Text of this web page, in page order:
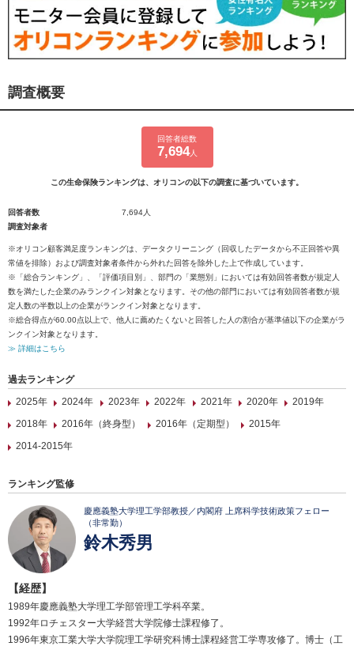
調査概要
回答者総数
7,694人
この生命保険ランキングは、オリコンの以下の調査に基づいています。
回答者数
7,694人
調査対象者
※オリコン顧客満足度ランキングは、データクリーニング（回収したデータから不正回答や異
常値を排除）および調査対象者条件から外れた回答を除外した上で作成しています。
※「総合ランキング」、「評価項目別」、部門の「業態別」においては有効回答者数が規定人
数を満たした企業のみランクイン対象となります。その他の部門においては有効回答者数が規
定人数の半数以上の企業がランクイン対象となります。
※総合得点が60.00点以上で、他人に薦めたくないと回答した人の割合が基準値以下の企業がラ
ンクイン対象となります。
≫ 詳細はこちら
過去ランキング
2025年
2024年 2023年 2022年 2021年 2020年
2019年
2018年
2016年（終身型） 2016年（定期型）
2015年
2014-2015年
ランキング監修
慶應義塾大学理工学部教授／内閣府 上席科学技術政策フェロー
（非常勤）
鈴木秀男
【経歴】
1989年慶應義塾大学理工学部管理工学科卒業。
1992年ロチェスター大学経営大学院修士課程修了。
1996年東京工業大学大学院理工学研究科博士課程経営工学専攻修了。博士（工